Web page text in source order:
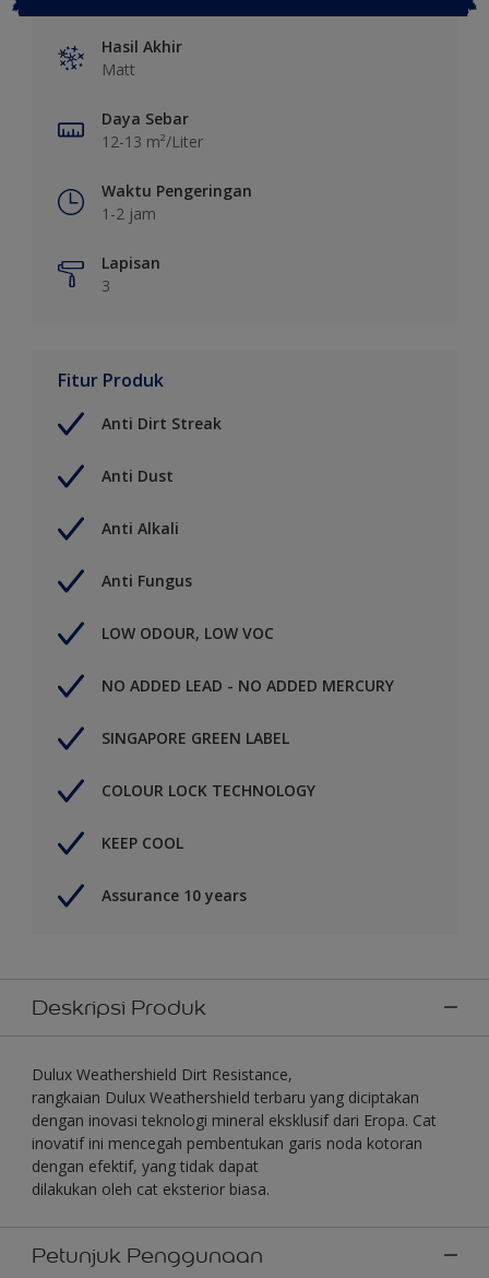
Hasil Akhir
Matt
Daya Sebar
12-13 m²/Liter
Waktu Pengeringan
1-2 jam
Lapisan
3
Fitur Produk
Anti Dirt Streak
Anti Dust
Anti Alkali
Anti Fungus
LOW ODOUR, LOW VOC
NO ADDED LEAD - NO ADDED MERCURY
SINGAPORE GREEN LABEL
COLOUR LOCK TECHNOLOGY
KEEP COOL
Assurance 10 years
Deskripsi Produk
Dulux Weathershield Dirt Resistance,
rangkaian Dulux Weathershield terbaru yang diciptakan
dengan inovasi teknologi mineral eksklusif dari Eropa. Cat
inovatif ini mencegah pembentukan garis noda kotoran
dengan efektif, yang tidak dapat
dilakukan oleh cat eksterior biasa.
Petunjuk Penggunaan